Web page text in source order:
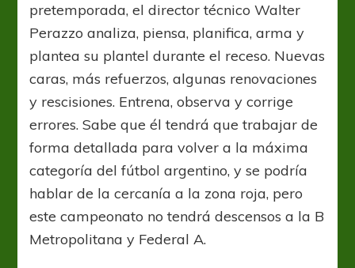
pretemporada, el director técnico Walter
Perazzo analiza, piensa, planifica, arma y
plantea su plantel durante el receso. Nuevas
caras, más refuerzos, algunas renovaciones
y rescisiones. Entrena, observa y corrige
errores. Sabe que él tendrá que trabajar de
forma detallada para volver a la máxima
categoría del fútbol argentino, y se podría
hablar de la cercanía a la zona roja, pero
este campeonato no tendrá descensos a la B
Metropolitana y Federal A.